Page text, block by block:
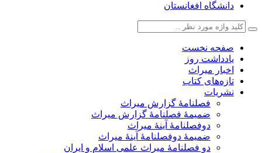
دانشگاه افغانستان
صفحه نخست
یادداشت روز
اخبار میراث
تازه‌های کتاب
نشریات
فصلنامۀ گزارش میراث
ضمیمۀ فصلنامۀ گزارش میراث
دوفصلنامۀ آینۀ میراث
ضمیمۀ دوفصلنامۀ آینۀ میراث
دو فصلنامۀ میراث علمی اسلام و ایران